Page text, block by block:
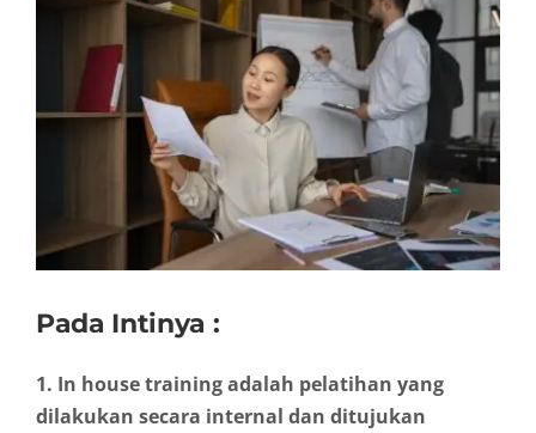
Pada Intinya :
1. In house training adalah pelatihan yang
dilakukan secara internal dan ditujukan